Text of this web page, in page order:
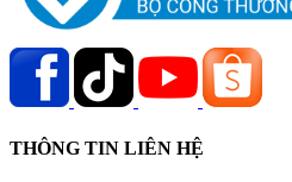
THÔNG TIN LIÊN HỆ